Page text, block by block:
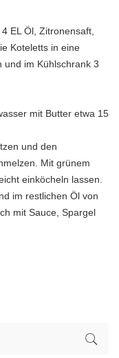
EL Öl, Zitronensaft,
Koteletts in eine
und im Kühlschrank 3
mit Butter etwa 15
und den
Mit grünem
einköcheln lassen.
im restlichen Öl von
mit Sauce, Spargel